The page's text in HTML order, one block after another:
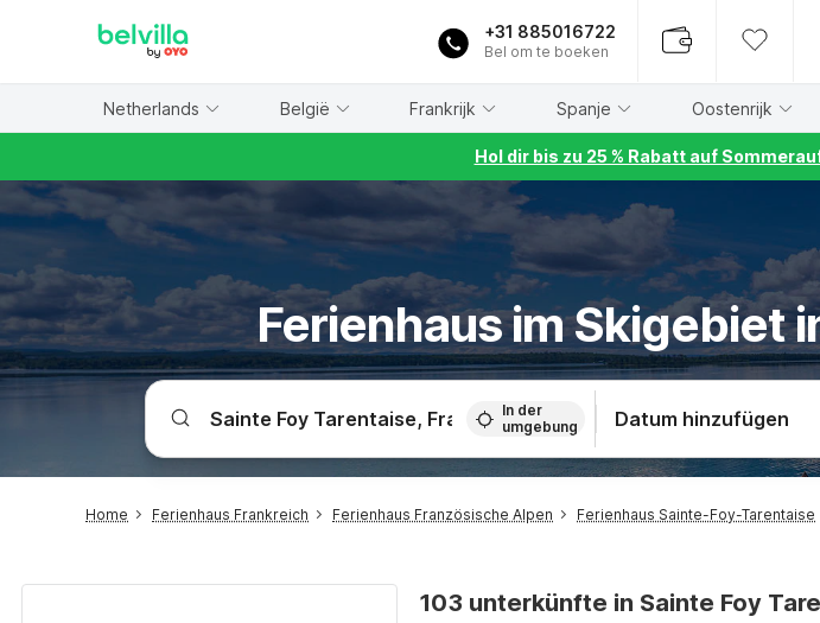
+31 885016722
Bel om te boeken
Netherlands België Frankrijk Spanje Oostenrijk
Hol dir bis zu 25 % Rabatt auf
Ferienhaus im Skigebiet
In der
umgebung
Datum hinzufügen
Home Ferienhaus Frankreich Ferienhaus Französische Alpen Ferienhaus Sainte-Foy-Tarentaise
103 unterkünfte in Sainte Foy